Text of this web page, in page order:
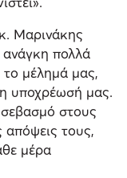
Μαρινάκης
ανάγκη πολλά
το μέλημά μας,
η υποχρέωσή μας.
στους
τους,
μέρα